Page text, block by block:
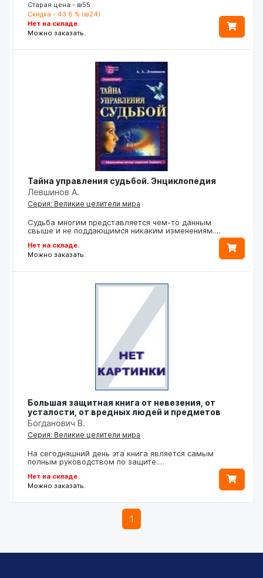
Старая цена - ₪55
Скидка - 43.6 % (₪24)
Нет на складе.
Можно заказать.
Тайна управления судьбой. Энциклопедия
Левшинов А.
Серия: Великие целители мира
Судьба многим представляется чем-то данным
свыше и не поддающимся никаким изменениям.…
Нет на складе.
Можно заказать.
Большая защитная книга от невезения, от
усталости, от вредных людей и предметов
Богданович В.
Серия: Великие целители мира
На сегодняшний день эта книга является самым
полным руководством по защите.…
Нет на складе.
Можно заказать.
1